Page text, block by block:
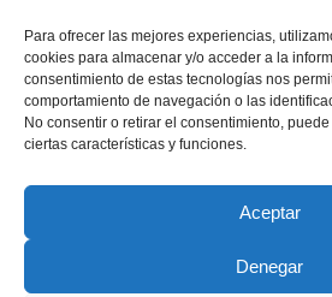
Para ofrecer las mejores experiencias,
cookies para almacenar y/o acceder a la
consentimiento de estas tecnologías nos
comportamiento de navegación o las
No consentir o retirar el consentimiento,
ciertas características y funciones.
Aceptar
Denegar
Compartir publicación
15 julio, 2000
Copyright © 2022 ADSP